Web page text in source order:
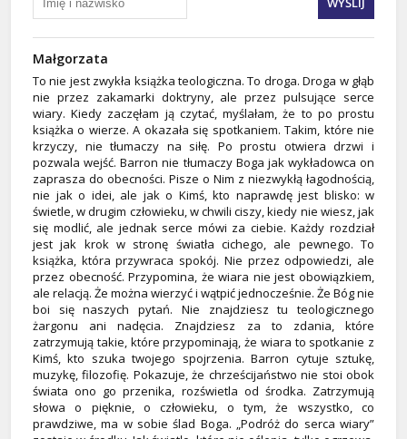
Małgorzata
To nie jest zwykła książka teologiczna. To droga. Droga w głąb
nie przez zakamarki doktryny, ale przez pulsujące serce
wiary. Kiedy zaczęłam ją czytać, myślałam, że to po prostu
książka o wierze. A okazała się spotkaniem. Takim, które nie
krzyczy, nie tłumaczy na siłę. Po prostu otwiera drzwi i
pozwala wejść. Barron nie tłumaczy Boga jak wykładowca on
zaprasza do obecności. Pisze o Nim z niezwykłą łagodnością,
nie jak o idei, ale jak o Kimś, kto naprawdę jest blisko: w
świetle, w drugim człowieku, w chwili ciszy, kiedy nie wiesz, jak
się modlić, ale jednak serce mówi za ciebie. Każdy rozdział
jest jak krok w stronę światła cichego, ale pewnego. To
książka, która przywraca spokój. Nie przez odpowiedzi, ale
przez obecność. Przypomina, że wiara nie jest obowiązkiem,
ale relacją. Że można wierzyć i wątpić jednocześnie. Że Bóg nie
boi się naszych pytań. Nie znajdziesz tu teologicznego
żargonu ani nadęcia. Znajdziesz za to zdania, które
zatrzymują takie, które przypominają, że wiara to spotkanie z
Kimś, kto szuka twojego spojrzenia. Barron cytuje sztukę,
muzykę, filozofię. Pokazuje, że chrześcijaństwo nie stoi obok
świata ono go przenika, rozświetla od środka. Zatrzymują
słowa o pięknie, o człowieku, o tym, że wszystko, co
prawdziwe, ma w sobie ślad Boga. „Podróż do serca wiary”